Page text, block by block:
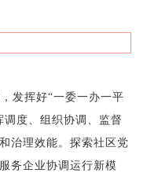
发挥好“一委一办一平
度、组织协调、监督
治理效能。探索社区党
务企业协调运行新模